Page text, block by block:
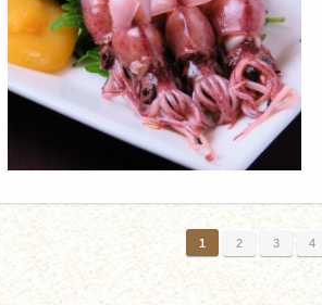
1 2 3 4